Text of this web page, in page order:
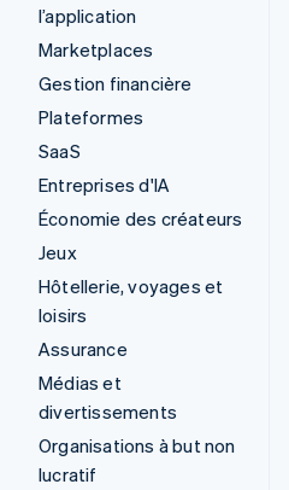
l’application
Marketplaces
Gestion financière
Plateformes
SaaS
Entreprises d'IA
Économie des créateurs
Jeux
Hôtellerie, voyages et
loisirs
Assurance
Médias et
divertissements
Organisations à but non
lucratif